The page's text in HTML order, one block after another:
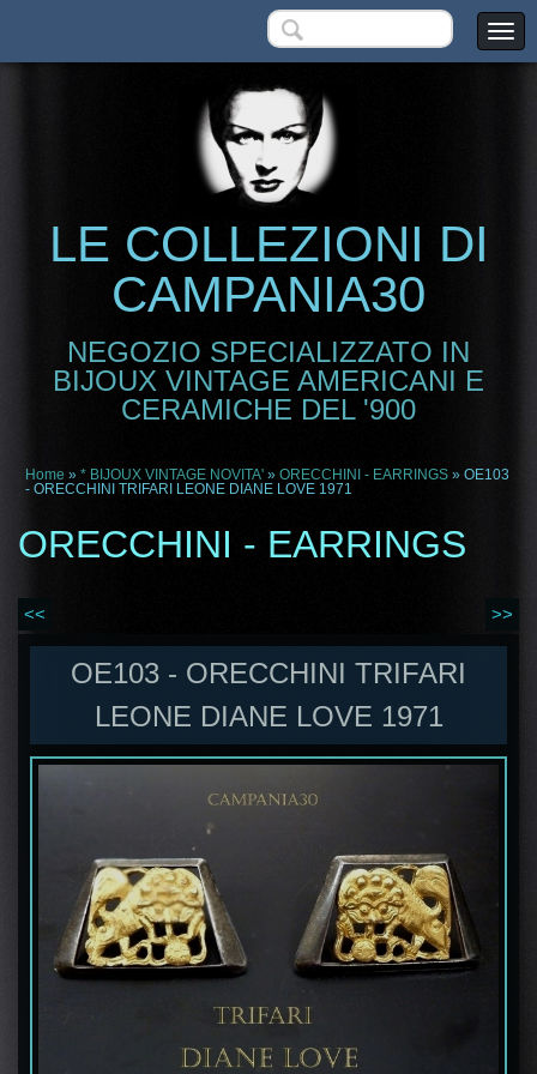
LE COLLEZIONI DI
CAMPANIA30
NEGOZIO SPECIALIZZATO IN
BIJOUX VINTAGE AMERICANI E
CERAMICHE DEL '900
Home » * BIJOUX VINTAGE NOVITA' » ORECCHINI - EARRINGS » OE103
- ORECCHINI TRIFARI LEONE DIANE LOVE 1971
ORECCHINI - EARRINGS
<< >>
OE103 - ORECCHINI TRIFARI
LEONE DIANE LOVE 1971